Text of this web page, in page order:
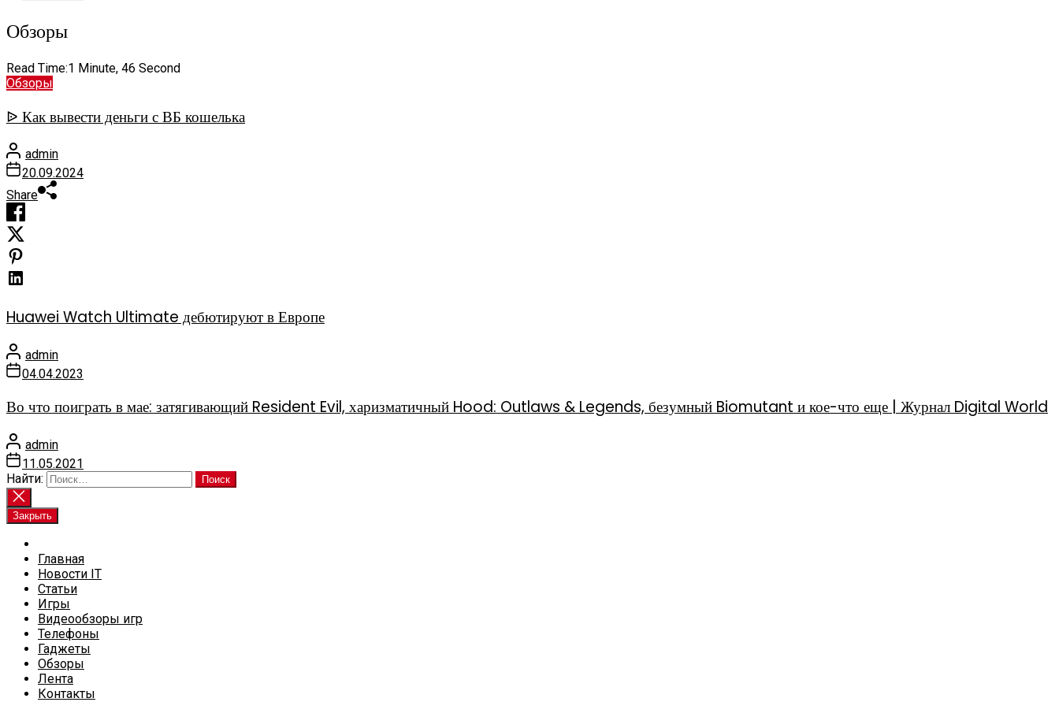
Обзоры
Read Time:1 Minute, 46 Second
Обзоры
ᐉ Как вывести деньги с ВБ кошелька
admin
20.09.2024
Share
Huawei Watch Ultimate дебютируют в Европе
admin
04.04.2023
Во что поиграть в мае: затягивающий Resident Evil, харизматичный Hood: Outlaws & Legends, безумный Biomutant и кое-что еще | Журнал Digital World
admin
11.05.2021
Найти:
Закрыть
Главная
Новости IT
Статьи
Игры
Видеообзоры игр
Телефоны
Гаджеты
Обзоры
Лента
Контакты